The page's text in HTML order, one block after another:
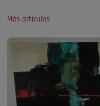
Más artículos